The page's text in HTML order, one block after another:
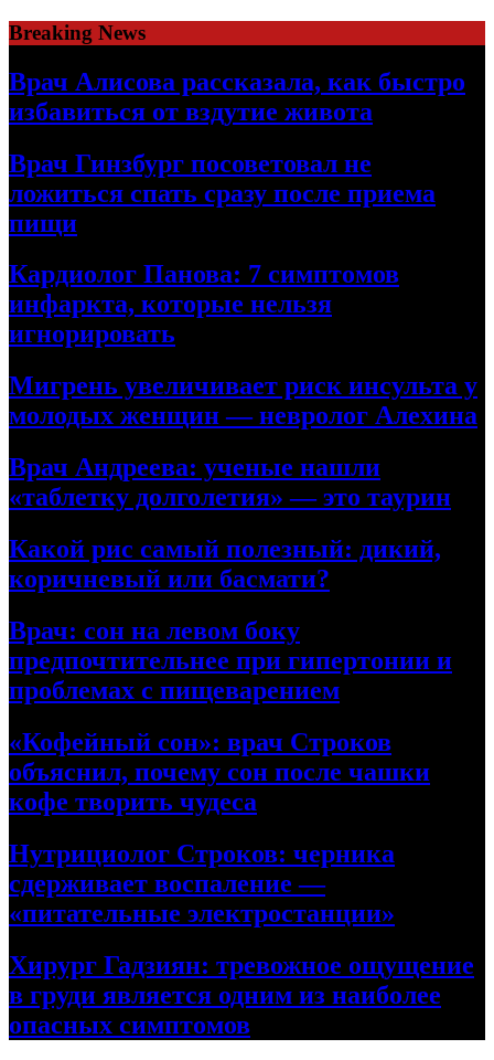
Skip
to
content
Breaking News
Врач Алисова рассказала, как быстро
избавиться от вздутие живота
Врач Гинзбург посоветовал не
ложиться спать сразу после приема
пищи
Кардиолог Панова: 7 симптомов
инфаркта, которые нельзя
игнорировать
Мигрень увеличивает риск инсульта у
молодых женщин — невролог Алехина
Врач Андреева: ученые нашли
«таблетку долголетия» — это таурин
Какой рис самый полезный: дикий,
коричневый или басмати?
Врач: сон на левом боку
предпочтительнее при гипертонии и
проблемах с пищеварением
«Кофейный сон»: врач Строков
объяснил, почему сон после чашки
кофе творить чудеса
Нутрициолог Строков: черника
сдерживает воспаление —
«питательные электростанции»
Хирург Гадзиян: тревожное ощущение
в груди является одним из наиболее
опасных симптомов